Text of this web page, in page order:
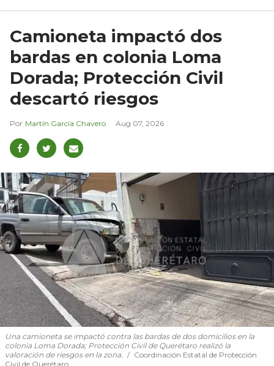
Camioneta impactó dos
bardas en colonia Loma
Dorada; Protección Civil
descartó riesgos
Martín García Chavero Aug 07, 2026
Una camioneta se impactó contra las bardas de dos domicilios en la
colonia Loma Dorada; Protección Civil de Querétaro realizó la
valoración de riesgos en la zona.
Coordinación Estatal de Protección
Civil de Querétaro